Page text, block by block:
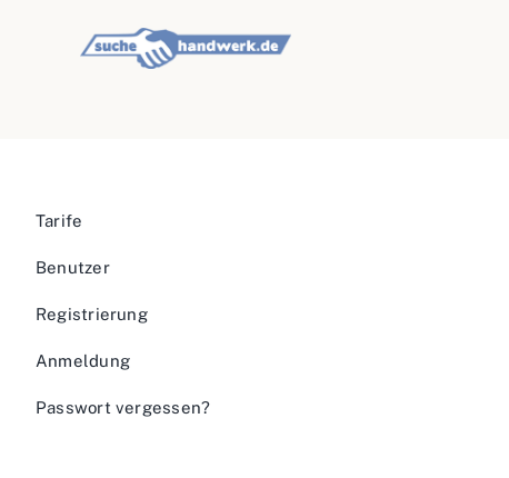
Tarife
Benutzer
Registrierung
Anmeldung
Passwort vergessen?